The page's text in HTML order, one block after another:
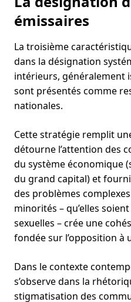
émissaires
La troisième
dans la désignation
intérieurs, généralement
sont présentés comme
nationales.
Cette stratégie remplit
détourne l’attention des
du système économique
du grand capital) et
des problèmes
minorités – qu’elles
sexuelles – crée une
fondée sur l’opposition à
Dans le contexte
s’observe dans la
stigmatisation des